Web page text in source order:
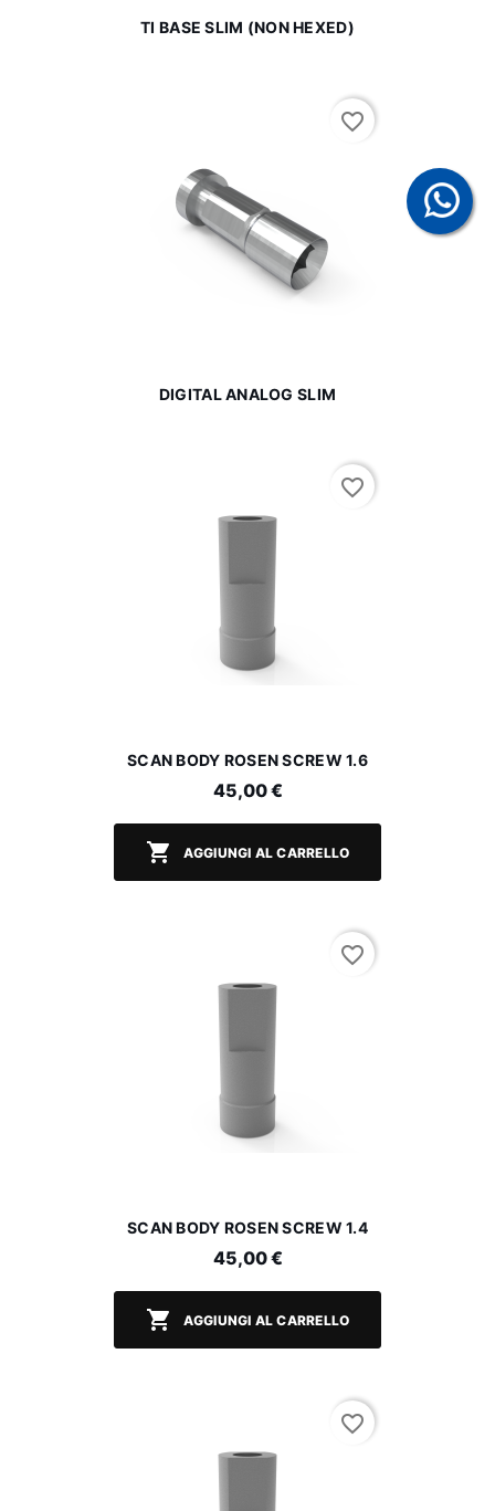
TI BASE SLIM (NON HEXED)
DIGITAL ANALOG SLIM
favorite_border
SCAN BODY ROSEN SCREW 1.6
45,00 €
 AGGIUNGI AL CARRELLO
favorite_border
SCAN BODY ROSEN SCREW 1.4
45,00 €
 AGGIUNGI AL CARRELLO
favorite_border
favorite_border